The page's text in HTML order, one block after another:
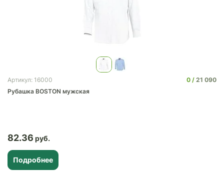
Артикул: 16000 0
21 090
Рубашка BOSTON мужская
82.36
Подробнее